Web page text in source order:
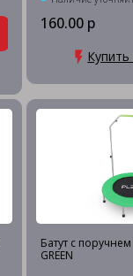
160.00 р
Купить
Батут с поручнем
GREEN